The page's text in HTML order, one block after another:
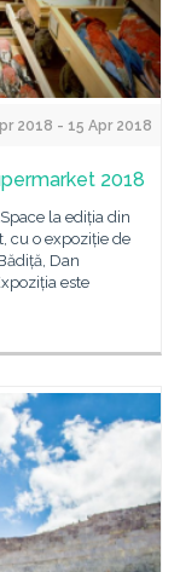
2018 - 15 Apr 2018
2018
la ediția din
cu o expoziție de
Dan
este